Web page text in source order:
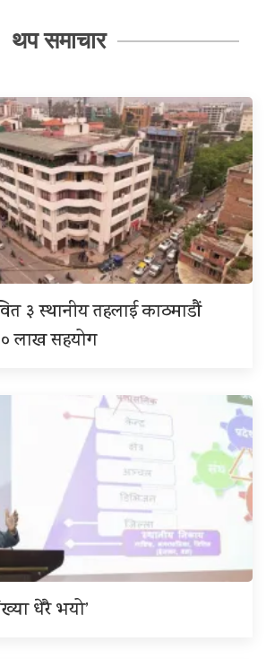
थप समाचार
३ स्थानीय तहलाई काठमाडौं
लाख सहयोग
धेरै भयो’